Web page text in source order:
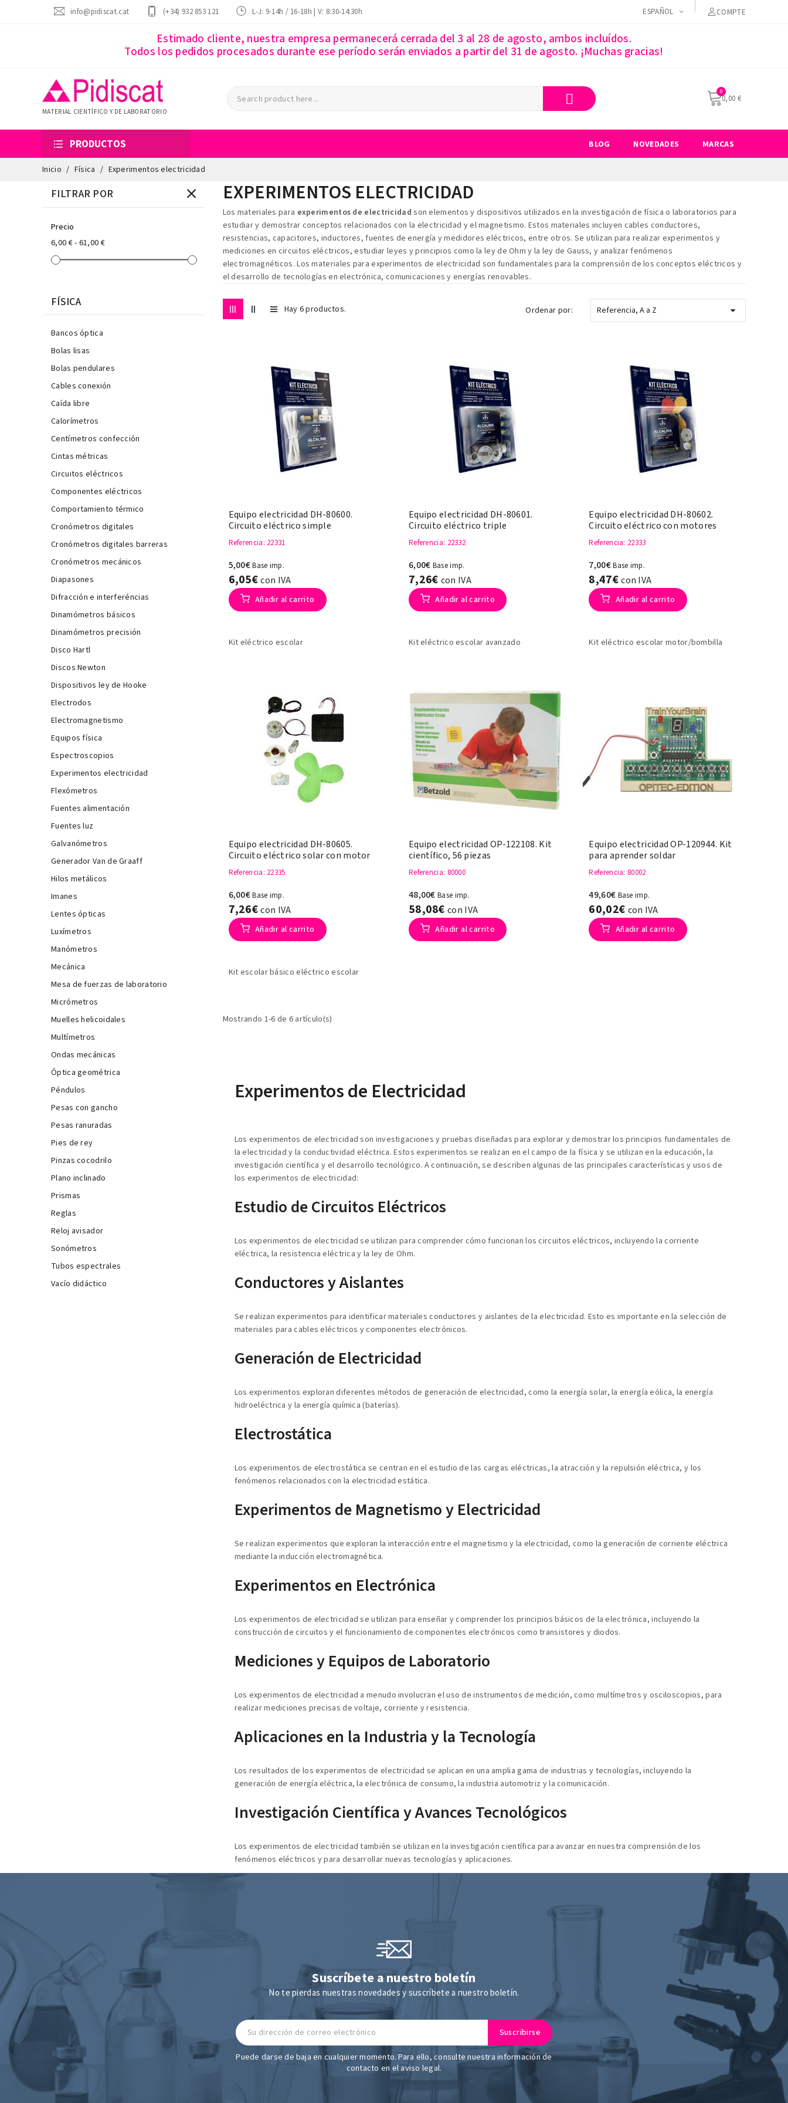
info@pidiscat.cat (+34) 932 853 121 L-J: 9-14h / 16-18h | V: 8:30-14:30h ESPAÑOL COMPTE
Estimado cliente, nuestra empresa permanecerá cerrada del 3 al 28 de agosto, ambos incluídos.
Todos los pedidos procesados durante ese período serán enviados a partir del 31 de agosto. ¡Muchas gracias!
MATERIAL CIENTÍFICO Y DE LABORATORIO
0,00 €
PRODUCTOS BLOG NOVEDADES MARCAS
Inicio Física Experimentos electricidad
FILTRAR POR
Precio
6,00 € - 61,00 €
FÍSICA
Bancos óptica
Bolas lisas
Bolas pendulares
Cables conexión
Caída libre
Calorímetros
Centímetros confección
Cintas métricas
Circuitos eléctricos
Componentes eléctricos
Comportamiento térmico
Cronómetros digitales
Cronómetros digitales barreras
Cronómetros mecánicos
Diapasones
Difracción e interferéncias
Dinamómetros básicos
Dinamómetros precisión
Disco Hartl
Discos Newton
Dispositivos ley de Hooke
Electrodos
Electromagnetismo
Equipos física
Espectroscopios
Experimentos electricidad
Flexómetros
Fuentes alimentación
Fuentes luz
Galvanómetros
Generador Van de Graaff
Hilos metálicos
Imanes
Lentes ópticas
Luxímetros
Manómetros
Mecánica
Mesa de fuerzas de laboratorio
Micrómetros
Muelles helicoidales
Multímetros
Ondas mecánicas
Óptica geométrica
Péndulos
Pesas con gancho
Pesas ranuradas
Pies de rey
Pinzas cocodrilo
Plano inclinado
Prismas
Reglas
Reloj avisador
Sonómetros
Tubos espectrales
Vacío didáctico
EXPERIMENTOS ELECTRICIDAD
Los materiales para experimentos de electricidad son elementos y dispositivos utilizados en la investigación de física o laboratorios para
estudiar y demostrar conceptos relacionados con la electricidad y el magnetismo. Estos materiales incluyen cables conductores,
resistencias, capacitores, inductores, fuentes de energía y medidores eléctricos, entre otros. Se utilizan para realizar experimentos y
mediciones en circuitos eléctricos, estudiar leyes y principios como la ley de Ohm y la ley de Gauss, y analizar fenómenos
electromagnéticos. Los materiales para experimentos de electricidad son fundamentales para la comprensión de los conceptos eléctricos y
el desarrollo de tecnologías en electrónica, comunicaciones y energías renovables.
Hay 6 productos. Ordenar por: Referencia, A a Z 
Equipo electricidad DH-80600.
Circuito eléctrico simple
Referencia: 22331
5,00€Base imp.
6,05€con IVA
Añadir al carrito
Kit eléctrico escolar
Equipo electricidad DH-80601.
Circuito eléctrico triple
Referencia: 22332
6,00€ Base imp.
7,26€ con IVA
Añadir al carrito
Kit eléctrico escolar avanzado
Equipo electricidad DH-80602.
Circuito eléctrico con motores
Referencia: 22333
7,00€Base imp.
8,47€con IVA
Añadir al carrito
Kit eléctrico escolar motor/bombilla
Equipo electricidad DH-80605.
Circuito eléctrico solar con motor
Referencia: 22335
6,00€Base imp.
7,26€con IVA
Añadir al carrito
Kit escolar básico eléctrico escolar
Equipo electricidad OP-122108. Kit
científico, 56 piezas
Referencia: 80000
48,00€Base imp.
58,08€con IVA
Añadir al carrito
Equipo electricidad OP-120944. Kit
para aprender soldar
Referencia: 80002
49,60€ Base imp.
60,02€ con IVA
Añadir al carrito
Mostrando 1-6 de 6 artículo(s)
Experimentos de Electricidad
Los experimentos de electricidad son investigaciones y pruebas diseñadas para explorar y demostrar los principios fundamentales de
la electricidad y la conductividad eléctrica. Estos experimentos se realizan en el campo de la física y se utilizan en la educación, la
investigación científica y el desarrollo tecnológico. A continuación, se describen algunas de las principales características y usos de
los experimentos de electricidad:
Estudio de Circuitos Eléctricos
Los experimentos de electricidad se utilizan para comprender cómo funcionan los circuitos eléctricos, incluyendo la corriente
eléctrica, la resistencia eléctrica y la ley de Ohm.
Conductores y Aislantes
Se realizan experimentos para identificar materiales conductores y aislantes de la electricidad. Esto es importante en la selección de
materiales para cables eléctricos y componentes electrónicos.
Generación de Electricidad
Los experimentos exploran diferentes métodos de generación de electricidad, como la energía solar, la energía eólica, la energía
hidroeléctrica y la energía química (baterías).
Electrostática
Los experimentos de electrostática se centran en el estudio de las cargas eléctricas, la atracción y la repulsión eléctrica, y los
fenómenos relacionados con la electricidad estática.
Experimentos de Magnetismo y Electricidad
Se realizan experimentos que exploran la interacción entre el magnetismo y la electricidad, como la generación de corriente eléctrica
mediante la inducción electromagnética.
Experimentos en Electrónica
Los experimentos de electricidad se utilizan para enseñar y comprender los principios básicos de la electrónica, incluyendo la
construcción de circuitos y el funcionamiento de componentes electrónicos como transistores y diodos.
Mediciones y Equipos de Laboratorio
Los experimentos de electricidad a menudo involucran el uso de instrumentos de medición, como multímetros y osciloscopios, para
realizar mediciones precisas de voltaje, corriente y resistencia.
Aplicaciones en la Industria y la Tecnología
Los resultados de los experimentos de electricidad se aplican en una amplia gama de industrias y tecnologías, incluyendo la
generación de energía eléctrica, la electrónica de consumo, la industria automotriz y la comunicación.
Investigación Científica y Avances Tecnológicos
Los experimentos de electricidad también se utilizan en la investigación científica para avanzar en nuestra comprensión de los
fenómenos eléctricos y para desarrollar nuevas tecnologías y aplicaciones.
Suscríbete a nuestro boletín
No te pierdas nuestras novedades y suscríbete a nuestro boletín.
Puede darse de baja en cualquier momento. Para ello, consulte nuestra información de
contacto en el aviso legal.